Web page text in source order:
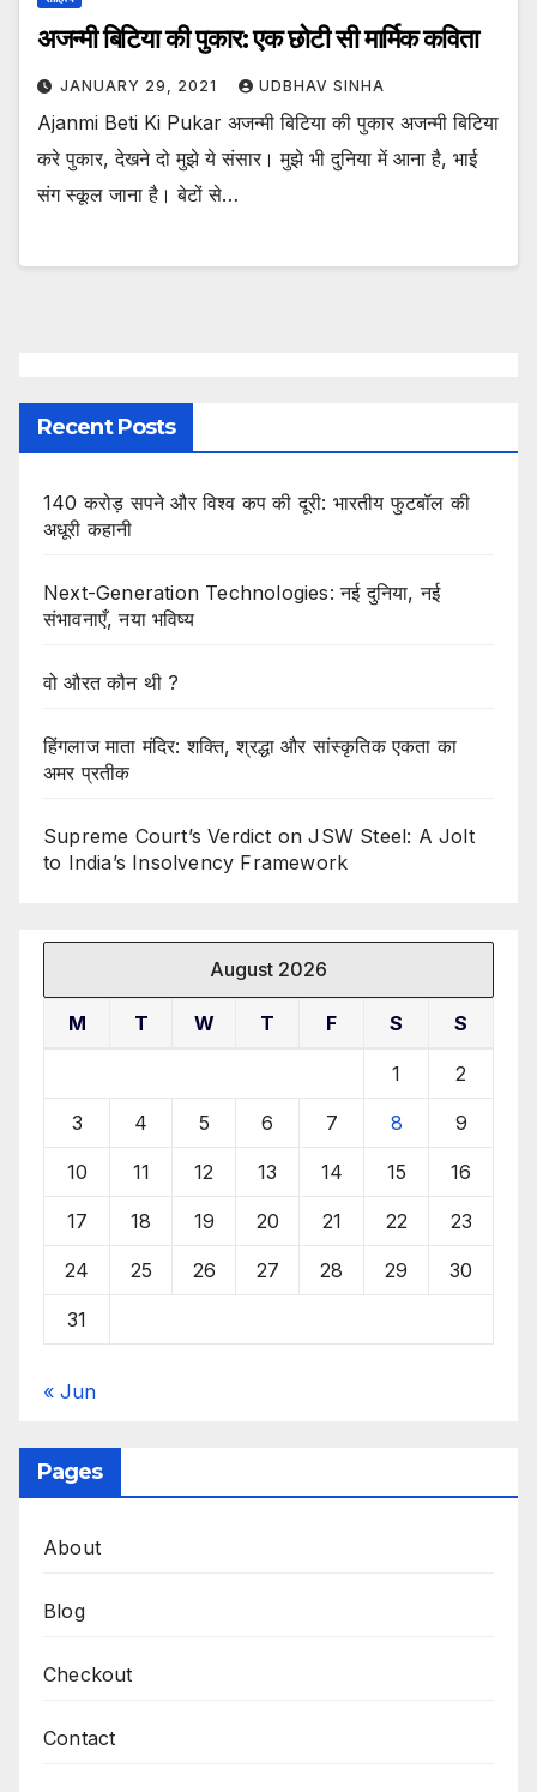
अजन्मी बिटिया की पुकार: एक छोटी सी मार्मिक कविता
JANUARY 29, 2021 UDBHAV SINHA
Ajanmi Beti Ki Pukar अजन्मी बिटिया की पुकार अजन्मी बिटिया
करे पुकार, देखने दो मुझे ये संसार। मुझे भी दुनिया में आना है, भाई
संग स्कूल जाना है। बेटों से…
Recent Posts
140 करोड़ सपने और विश्व कप की दूरी: भारतीय फुटबॉल की
अधूरी कहानी
Next-Generation Technologies: नई दुनिया, नई
संभावनाएँ, नया भविष्य
वो औरत कौन थी ?
हिंगलाज माता मंदिर: शक्ति, श्रद्धा और सांस्कृतिक एकता का
अमर प्रतीक
Supreme Court’s Verdict on JSW Steel: A Jolt
to India’s Insolvency Framework
August 2026
M T W T F S S
1 2
3 4 5 6 7 8 9
10 11 12 13 14 15 16
17 18 19 20 21 22 23
24 25 26 27 28 29 30
31
« Jun
Pages
About
Blog
Checkout
Contact